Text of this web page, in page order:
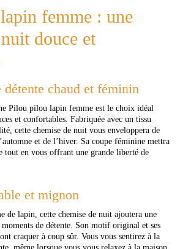
femme : une
douce et
détente chaud et féminin
Pilou pilou lapin femme est le choix idéal
et confortables. Fabriquée avec un tissu
cette chemise de nuit vous enveloppera de
et de l’hiver. Sa coupe féminine mettra
tout en vous offrant une grande liberté de
et mignon
de lapin, cette chemise de nuit ajoutera une
de détente. Son motif original et ses
craquer à coup sûr. Vous vous sentirez à la